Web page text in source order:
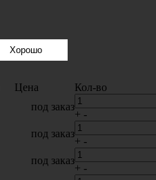
Цена Кол-во
под заказ
+ -
под заказ
+ -
под заказ
+ -
Хорошо